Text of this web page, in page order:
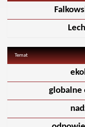
Temat
globalne